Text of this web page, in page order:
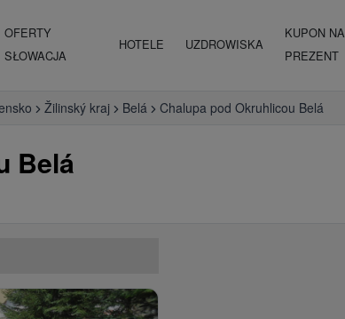
OFERTY
SŁOWACJA
HOTELE UZDROWISKA
KUPON NA
PREZENT
Žilinský kraj Belá Chalupa pod Okruhlicou Belá
Belá